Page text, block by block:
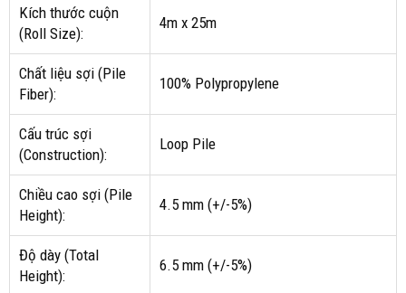
Kích thước cuộn
(Roll Size):
4m x 25m
Chất liệu sợi (Pile
Fiber):
100% Polypropylene
Cấu trúc sợi
(Construction):
Loop Pile
Chiều cao sợi (Pile
Height):
4.5 mm (+/-5%)
Độ dày (Total
Height):
6.5 mm (+/-5%)